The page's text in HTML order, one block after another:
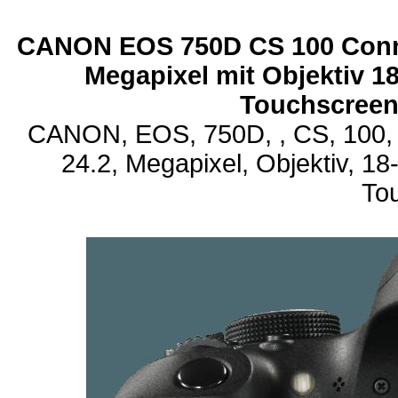
CANON EOS 750D CS 100
Megapixel mit Objektiv
Touchscreen
CANON, EOS, 750D, , CS,
24.2, Megapixel, Objektiv,